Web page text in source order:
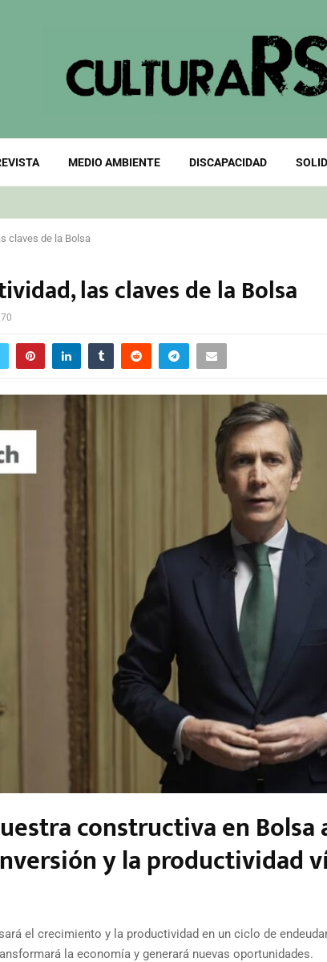
MEDIO AMBIENTE DISCAPACIDAD
claves de la Bolsa
las claves de la Bolsa
constructiva en
y la productividad
el crecimiento y la productividad en un ciclo de
la economía y generará nuevas oportunidades.